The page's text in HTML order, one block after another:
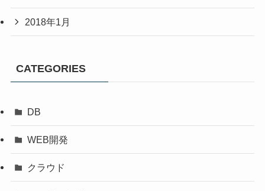
2018年1月
CATEGORIES
DB
WEB開発
クラウド